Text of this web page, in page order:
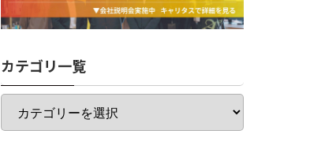
カテゴリ一覧
カ
ゴ